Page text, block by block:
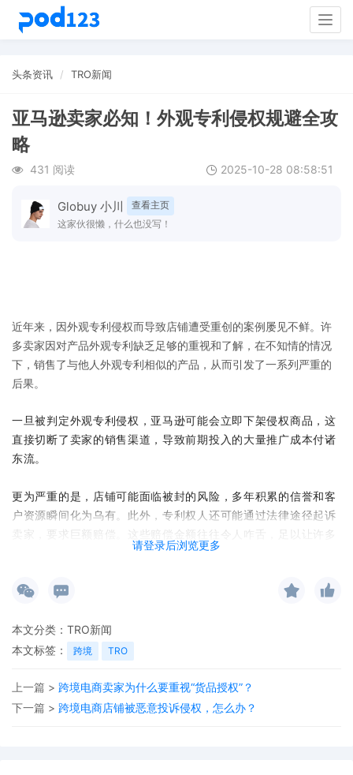
头条资讯 TRO新闻
亚马逊卖家必知！外观专利侵权规避全攻
略
431 阅读 2025-10-28 08:58:51
Globuy 小川
查看主页
这家伙很懒，什么也没写！
请登录后浏览更多
近年来，因外观专利侵权而导致店铺遭受重创的案例屡见不鲜。许
多卖家因对产品外观专利缺乏足够的重视和了解，在不知情的情况
下，销售了与他人外观专利相似的产品，从而引发了一系列严重的
后果。
一旦被判定外观专利侵权，亚马逊可能会立即下架侵权商品，这
直接切断了卖家的销售渠道，导致前期投入的大量推广成本付诸
东流。
更为严重的是，店铺可能面临被封的风险，多年积累的信誉和客
户资源瞬间化为乌有。此外，专利权人还可能通过法律途径起诉
卖家，要求巨额赔偿。这些赔偿金额往往令人咋舌，足以让许多
中小卖家陷入财务困境，甚至破产。
因此，对于亚马逊卖家来说，如何有效规避外观专利问题，已成
还可支持批量检测，一次性最多可查询 10 万个商品，查
询 10 个产品平均只需要 3 分钟，点击以下链接即可快速
一、 侵权定义与判定原则
本文分类： TRO新闻
本文标签：
跨境 TRO
上一篇 > 跨境电商卖家为什么要重视“货品授权”？
下一篇 > 跨境电商店铺被恶意投诉侵权，怎么办？